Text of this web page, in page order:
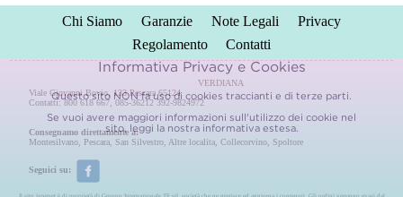
Chi Siamo Garanzie Note Legali
Privacy
Regolamento
Contatti
VERDIANA
Viale Giovanni Bovio, 133 Pescara 65124
Contatti: 800 618 667, 085-36212 392-9824972
Consegnamo direttamente a:
Montesilvano
Pescara San Silvestro Altre localita ,Collecorvino Spoltore
Seguici su:
Informativa Privacy e Cookies
Questo sito NON fa uso di cookies traccianti e di terze parti.
Se vuoi avere maggiori informazioni sull'utilizzo dei cookie nel
sito, leggi la nostra informativa estesa.